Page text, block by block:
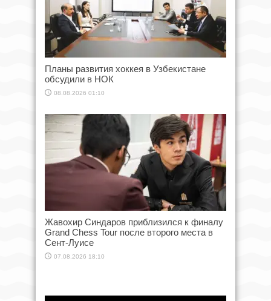
Планы развития хоккея в Узбекистане
обсудили в НОК
08.08.2026 01:10
Жавохир Синдаров приблизился к финалу
Grand Chess Tour после второго места в
Сент-Луисе
07.08.2026 18:10